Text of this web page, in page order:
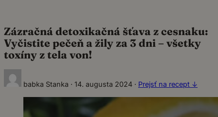
Zázračná detoxikačná šťava z cesnaku:
Vyčistite pečeň a žily za 3 dni – všetky
toxíny z tela von!
babka Stanka · 14. augusta 2024 · Prejsť na recept ↓